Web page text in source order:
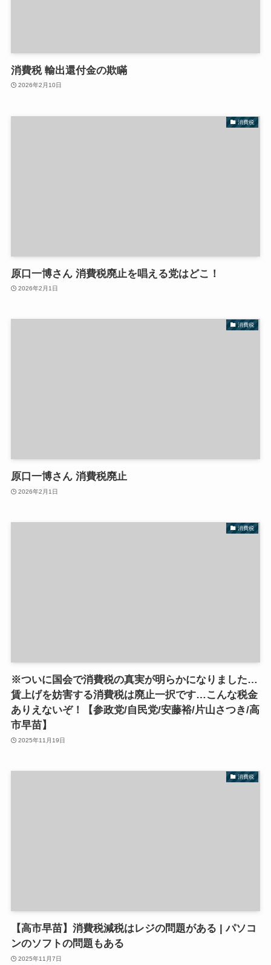
消費税 輸出還付金の欺瞞
2026年2月10日
消費税
原口一博さん 消費税廃止を唱える党はどこ！
2026年2月1日
消費税
原口一博さん 消費税廃止
2026年2月1日
消費税
※ついに国会で消費税の真実が明らかになりました…
賃上げを妨害する消費税は廃止一択です…こんな税金
ありえないぞ！【参政党/自民党/安藤裕/片山さつき/高
市早苗】
2025年11月19日
消費税
【高市早苗】消費税減税はレジの問題がある | パソコ
ンのソフトの問題もある
2025年11月7日